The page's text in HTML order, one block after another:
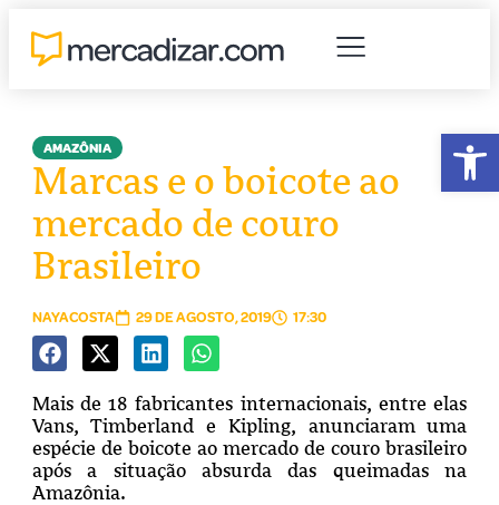
AMAZÔNIA
Marcas e o boicote ao
mercado de couro
Brasileiro
NAYACOSTA 29 DE AGOSTO, 2019 17:30
Mais de 18 fabricantes internacionais, entre elas
Vans, Timberland e Kipling, anunciaram uma
espécie de boicote ao mercado de couro brasileiro
após a situação absurda das queimadas na
Amazônia.